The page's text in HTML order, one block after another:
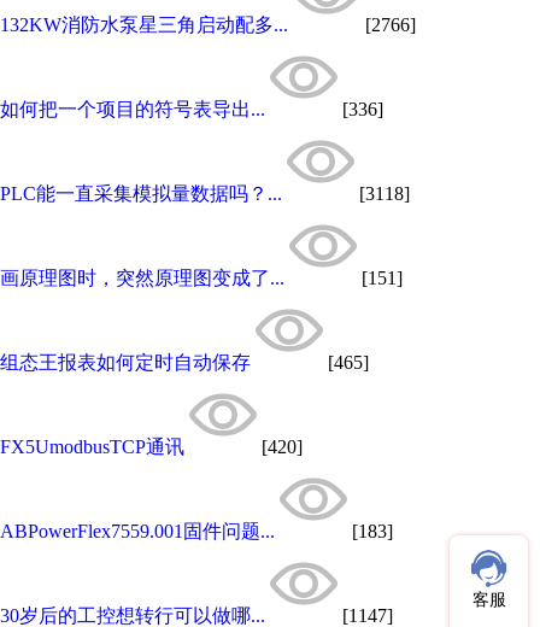
132KW消防水泵星三角启动配多... [2766]
如何把一个项目的符号表导出... [336]
PLC能一直采集模拟量数据吗？... [3118]
画原理图时，突然原理图变成了... [151]
组态王报表如何定时自动保存 [465]
FX5UmodbusTCP通讯 [420]
ABPowerFlex7559.001固件问题... [183]
30岁后的工控想转行可以做哪... [1147]
客服